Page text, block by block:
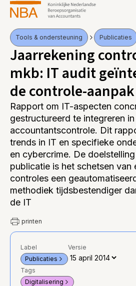
Tools & ondersteuning Publicaties
Jaarrekening
mkb: IT audit
de controle-aanpak
Rapport om IT-aspecten
gestructureerd te integreren
accountantscontrole. Dit
trends in IT en specifieke
en cybercrime. De
publicatie is het schetsen van
controles een
methodiek tijdsbestendiger
de IT
printen
Label
Publicaties
Versie
Tags
Digitalisering